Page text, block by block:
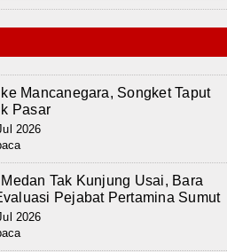
Mancanegara, Songket Taput
Pasar
2026
Tak Kunjung Usai, Bara
Pejabat Pertamina Sumut
2026